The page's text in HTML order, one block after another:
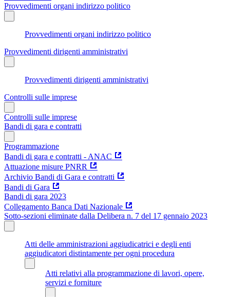
Provvedimenti organi indirizzo politico
Provvedimenti organi indirizzo politico
Provvedimenti dirigenti amministrativi
Provvedimenti dirigenti amministrativi
Controlli sulle imprese
Controlli sulle imprese
Bandi di gara e contratti
Programmazione
Bandi di gara e contratti - ANAC
Attuazione misure PNRR
Archivio Bandi di Gara e contratti
Bandi di Gara
Bandi di gara 2023
Collegamento Banca Dati Nazionale
Sotto-sezioni eliminate dalla Delibera n. 7 del 17 gennaio 2023
Atti delle amministrazioni aggiudicatrici e degli enti
aggiudicatori distintamente per ogni procedura
Atti relativi alla programmazione di lavori, opere,
servizi e forniture